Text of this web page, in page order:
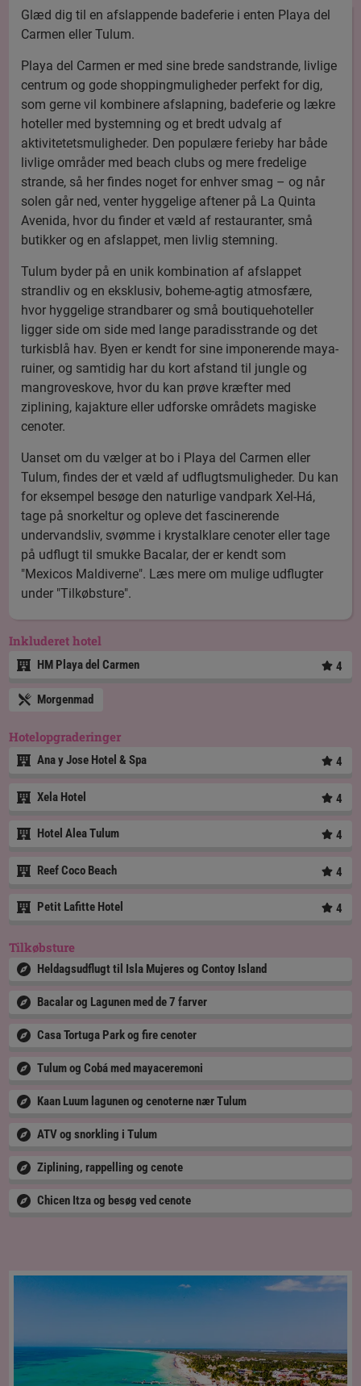
Glæd dig til en afslappende badeferie i enten Playa del
Carmen eller Tulum.
Playa del Carmen er med sine brede sandstrande, livlige
centrum og gode shoppingmuligheder perfekt for dig,
som gerne vil kombinere afslapning, badeferie og lækre
hoteller med bystemning og et bredt udvalg af
aktivitetetsmuligheder. Den populære ferieby har både
livlige områder med beach clubs og mere fredelige
strande, så her findes noget for enhver smag – og når
solen går ned, venter hyggelige aftener på La Quinta
Avenida, hvor du finder et væld af restauranter, små
butikker og en afslappet, men livlig stemning.
Tulum byder på en unik kombination af afslappet
strandliv og en eksklusiv, boheme-agtig atmosfære,
hvor hyggelige strandbarer og små boutiquehoteller
ligger side om side med lange paradisstrande og det
turkisblå hav. Byen er kendt for sine imponerende maya-
ruiner, og samtidig har du kort afstand til jungle og
mangroveskove, hvor du kan prøve kræfter med
ziplining, kajakture eller udforske områdets magiske
cenoter.
Uanset om du vælger at bo i Playa del Carmen eller
Tulum, findes der et væld af udflugtsmuligheder. Du kan
for eksempel besøge den naturlige vandpark Xel-Há,
tage på snorkeltur og opleve det fascinerende
undervandsliv, svømme i krystalklare cenoter eller tage
på udflugt til smukke Bacalar, der er kendt som
"Mexicos Maldiverne". Læs mere om mulige udflugter
under "Tilkøbsture".
Inkluderet hotel
HM Playa del Carmen 4
Morgenmad
Hotelopgraderinger
Ana y Jose Hotel & Spa 4
Xela Hotel 4
Hotel Alea Tulum 4
Reef Coco Beach 4
Petit Lafitte Hotel 4
Tilkøbsture
Heldagsudflugt til Isla Mujeres og Contoy Island
Bacalar og Lagunen med de 7 farver
Casa Tortuga Park og fire cenoter
Tulum og Cobá med mayaceremoni
Kaan Luum lagunen og cenoterne nær Tulum
ATV og snorkling i Tulum
Ziplining, rappelling og cenote
Chicen Itza og besøg ved cenote